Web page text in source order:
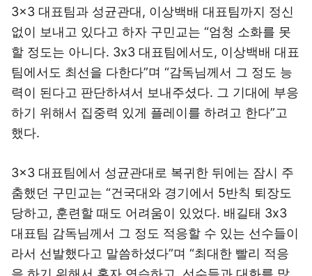
3x3 대표팀과 성균관대, 이상백배 대표팀까지 정신
없이 보내고 있다고 하자 구민교는 “엄청 소화를 못
할 정도는 아니다. 3x3 대표팀에서도, 이상백배 대표
팀에서도 최선을 다한다”며 “감독님께서 그 정도 능
력이 된다고 판단하셔서 보내주셨다. 그 기대에 부응
하기 위해서 집중력 있게 플레이를 하려고 한다”고
했다.
3x3 대표팀에서 성균관대로 복귀한 뒤에는 잠시 주
춤했던 구민교는 “건국대와 경기에서 5반칙 퇴장도
당하고, 훈련할 때도 어려움이 있었다. 배길태 3x3
대표팀 감독님께서 그 정도 적응할 수 있는 선수들이
라서 선발했다고 말씀하셨다”며 “최대한 빨리 적응